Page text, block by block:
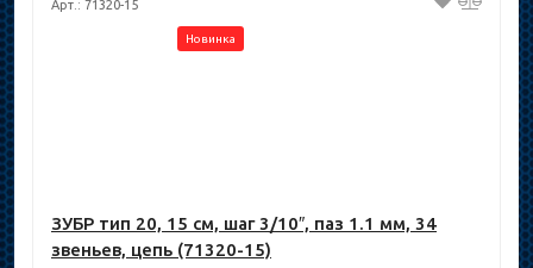
Арт.: 71320-15
Новинка
ЗУБР тип 20, 15 см, шаг 3/10″, паз 1.1 мм, 34
звеньев, цепь (71320-15)